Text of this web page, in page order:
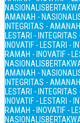
NASIONALIS
AMANAH -
INTEGRITAS -
LESTARI -
INOVATIF - LESTARI -
RAMAH - INOVATIF -
NASIONALIS
AMANAH -
INTEGRITAS -
LESTARI -
INOVATIF - LESTARI -
RAMAH - INOVATIF -
NASIONALIS